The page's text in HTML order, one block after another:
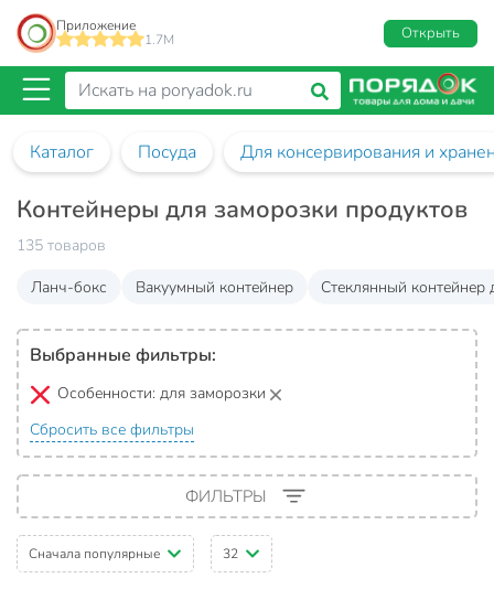
Приложение
1.7M
Открыть
Каталог Посуда Для консервирования и
Контейнеры для заморозки продуктов
135 товаров
Ланч-бокс
Вакуумный контейнер Стеклянный контейнер
Выбранные фильтры:
Особенности: для заморозки
Сбросить все фильтры
ФИЛЬТРЫ
Сначала популярные 32